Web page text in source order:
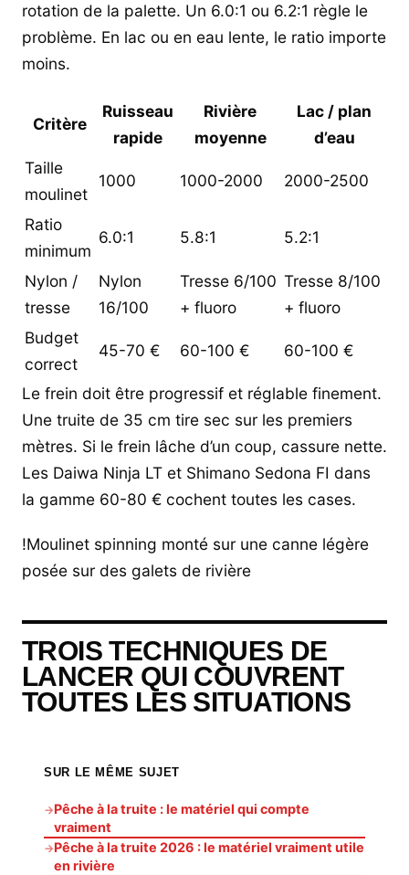
rotation de la palette. Un 6.0:1 ou 6.2:1 règle le
problème. En lac ou en eau lente, le ratio importe
moins.
Critère
Ruisseau
rapide
Rivière
moyenne
Lac / plan
d’eau
Taille
moulinet
1000 1000-2000 2000-2500
Ratio
minimum
6.0:1 5.8:1 5.2:1
Nylon /
tresse
Nylon
16/100
Tresse 6/100
+ fluoro
Tresse 8/100
+ fluoro
Budget
correct
45-70 € 60-100 € 60-100 €
Le frein doit être progressif et réglable finement.
Une truite de 35 cm tire sec sur les premiers
mètres. Si le frein lâche d’un coup, cassure nette.
Les Daiwa Ninja LT et Shimano Sedona FI dans
la gamme 60-80 € cochent toutes les cases.
!Moulinet spinning monté sur une canne légère
posée sur des galets de rivière
TROIS TECHNIQUES DE
LANCER QUI COUVRENT
TOUTES LES SITUATIONS
SUR LE MÊME SUJET
→Pêche à la truite : le matériel qui compte
vraiment
→Pêche à la truite 2026 : le matériel vraiment utile
en rivière